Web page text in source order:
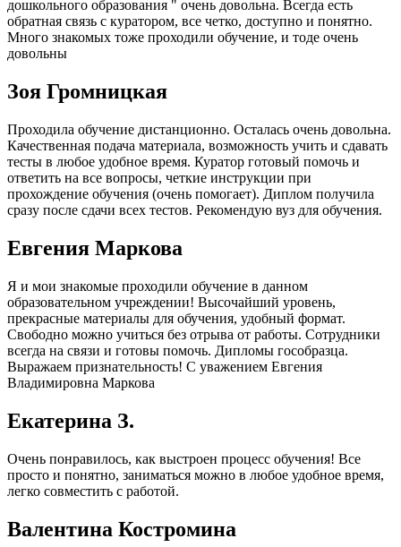
дошкольного образования " очень довольна. Всегда есть
обратная связь с куратором, все четко, доступно и понятно.
Много знакомых тоже проходили обучение, и тоде очень
довольны
Зоя Громницкая
Проходила обучение дистанционно. Осталась очень довольна.
Качественная подача материала, возможность учить и сдавать
тесты в любое удобное время. Куратор готовый помочь и
ответить на все вопросы, четкие инструкции при
прохождение обучения (очень помогает). Диплом получила
сразу после сдачи всех тестов. Рекомендую вуз для обучения.
Евгения Маркова
Я и мои знакомые проходили обучение в данном
образовательном учреждении! Высочайший уровень,
прекрасные материалы для обучения, удобный формат.
Свободно можно учиться без отрыва от работы. Сотрудники
всегда на связи и готовы помочь. Дипломы гособразца.
Выражаем признательность! С уважением Евгения
Владимировна Маркова
Екатерина З.
Очень понравилось, как выстроен процесс обучения! Все
просто и понятно, заниматься можно в любое удобное время,
легко совместить с работой.
Валентина Костромина